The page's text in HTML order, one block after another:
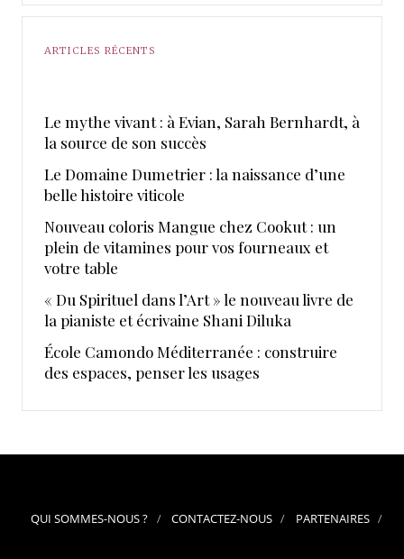
ARTICLES RÉCENTS
Le mythe vivant : à Evian, Sarah Bernhardt, à
la source de son succès
Le Domaine Dumetrier : la naissance d’une
belle histoire viticole
Nouveau coloris Mangue chez Cookut : un
plein de vitamines pour vos fourneaux et
votre table
« Du Spirituel dans l’Art » le nouveau livre de
la pianiste et écrivaine Shani Diluka
École Camondo Méditerranée : construire
des espaces, penser les usages
QUI SOMMES-NOUS ? CONTACTEZ-NOUS PARTENAIRES